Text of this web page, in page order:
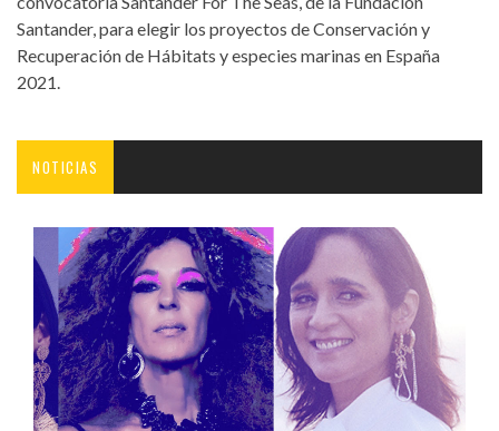
Santander, para elegir los proyectos de Conservación y
Recuperación de Hábitats y especies marinas en España
2021.
NOTICIAS